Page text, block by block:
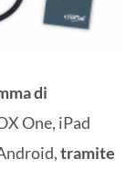
di
One, iPad
tramite